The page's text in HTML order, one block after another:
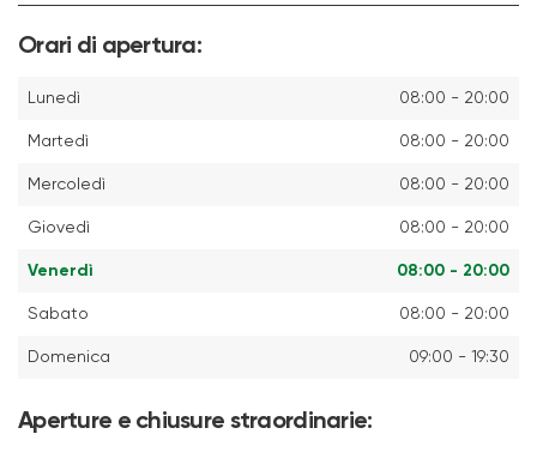
Orari di apertura:
Lunedì 08:00 - 20:00
Martedì 08:00 - 20:00
Mercoledì 08:00 - 20:00
Giovedì 08:00 - 20:00
Venerdì 08:00 - 20:00
Sabato 08:00 - 20:00
Domenica 09:00 - 19:30
Aperture e chiusure straordinarie: